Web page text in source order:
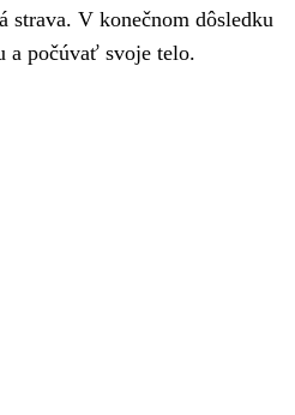
strava. V konečnom dôsledku
a počúvať svoje telo.